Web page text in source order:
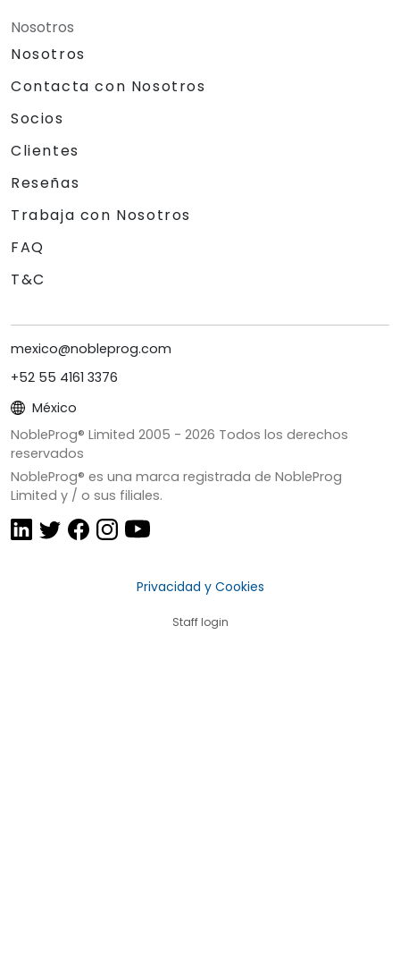
Nosotros
Nosotros
Contacta con Nosotros
Socios
Clientes
Reseñas
Trabaja con Nosotros
FAQ
T&C
mexico@nobleprog.com
+52 55 4161 3376
México
NobleProg® Limited 2005 - 2026 Todos los derechos
reservados
NobleProg® es una marca registrada de NobleProg
Limited y / o sus filiales.
Privacidad y Cookies
Staff login